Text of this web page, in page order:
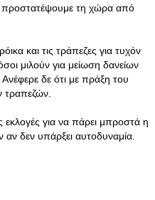
προστατέψουμε τη χώρα από
και τις τράπεζες για τυχόν
μιλούν για μείωση δανείων
δε ότι με πράξη του
τραπεζών.
εκλογές για να πάρει μπροστά η
αν δεν υπάρξει αυτοδυναμία.